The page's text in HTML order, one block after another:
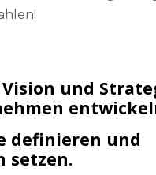
und
definieren und
setzen.